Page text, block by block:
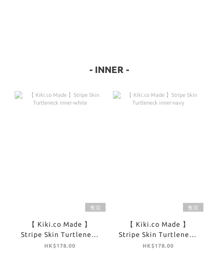
- INNER -
售完
【 Kiki.co Made 】
Stripe Skin Turtleneck
inner-white
HK$178.00
售完
【 Kiki.co Made 】
Stripe Skin Turtleneck
inner-navy
HK$178.00